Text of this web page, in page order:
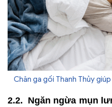
Chăn ga gối Thanh Thủy
Ngăn ngừa mụn